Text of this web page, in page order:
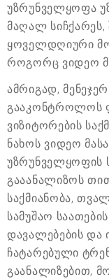
უზრუნველყოფა
მაღალ
ყოველდღიური
როგორც ვიდეო
ამრიგად,
გააკონტროლოს
ვიზიტორების
ნახოს ვიდეო
უზრუნველყოფის
გააანალიზოს
საქმიანობა,
სამუშაო
დავალებების და
ჩატარებული
გაანალიზებით,